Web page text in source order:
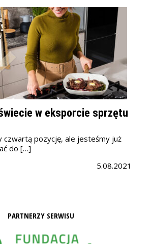
w eksporcie sprzętu
czwartą pozycję, ale jesteśmy już
do […]
5.08.2021
PARTNERZY SERWISU